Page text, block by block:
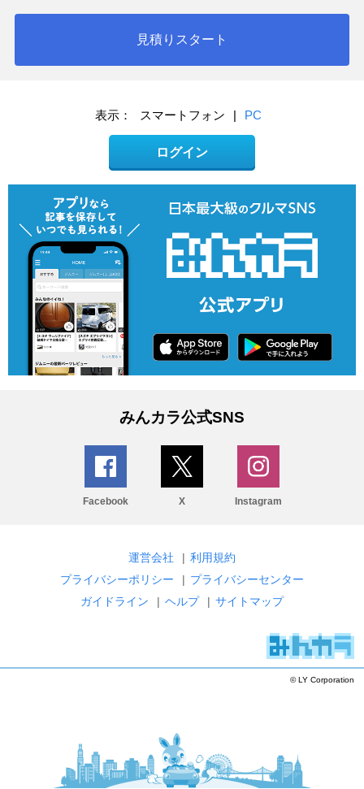
見積りスタート
表示： スマートフォン | PC
ログイン
みんカラ公式SNS
Facebook X Instagram
運営会社 | 利用規約
プライバシーポリシー
| プライバシーセンター
ガイドライン
| ヘルプ | サイトマップ
© LY Corporation